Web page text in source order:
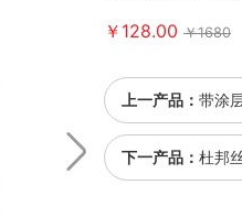
￥128.00 ￥1680
上一产品： 带涂
下一产品： 杜邦